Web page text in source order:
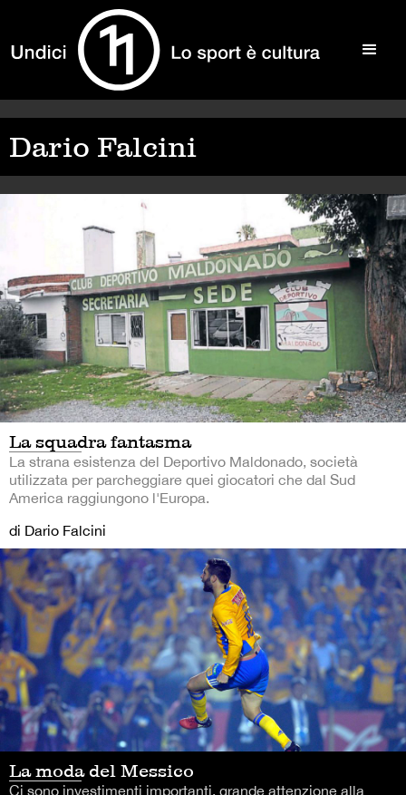
Dario Falcini
La squadra fantasma
La strana esistenza del Deportivo Maldonado, società
utilizzata per parcheggiare quei giocatori che dal Sud
America raggiungono l'Europa.
di Dario Falcini
La moda del Messico
Ci sono investimenti importanti, grande attenzione alla